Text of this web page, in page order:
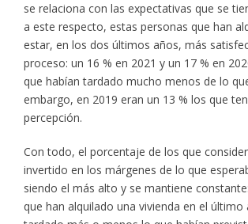
se relaciona con las expectativas que se
a este respecto, estas personas que han
estar, en los dos últimos años, más
proceso: un 16 % en 2021 y un 17 % en
que habían tardado mucho menos de lo
embargo, en 2019 eran un 13 % los que
percepción.
Con todo, el porcentaje de los que
invertido en los márgenes de lo que
siendo el más alto y se mantiene
que han alquilado una vivienda en el último